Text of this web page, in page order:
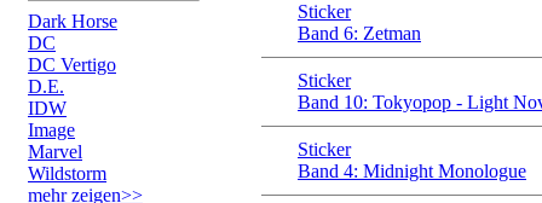
Dark Horse
DC
DC Vertigo
D.E.
IDW
Image
Marvel
Wildstorm
mehr zeigen>>
Sticker
Band 6: Zetman
Sticker
Band 10: Tokyopop - Light
Sticker
Band 4: Midnight Monologue